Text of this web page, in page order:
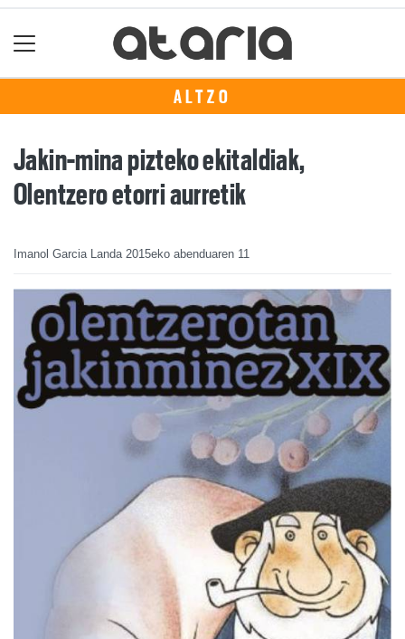
ALTZO
Jakin-mina pizteko ekitaldiak,
Olentzero etorri aurretik
Imanol Garcia Landa 2015eko abenduaren 11